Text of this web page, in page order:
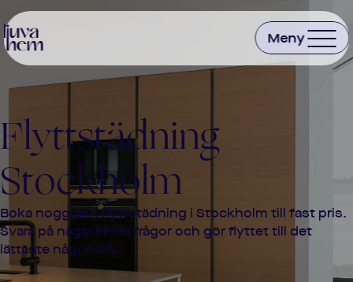
Flyttstädning
Stockholm
Boka noggrann flyttstädning i Stockholm till fast pris.
Svara på några enkla frågor och gör flyttet till det
lättaste någonsin.